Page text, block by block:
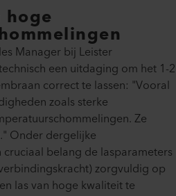
Manager bij Leister
een uitdaging om het 1-2
correct te lassen: "Vooral
zoals sterke
Ze
Onder dergelijke
belang de lasparameters
zorgvuldig op
las van hoge kwaliteit te